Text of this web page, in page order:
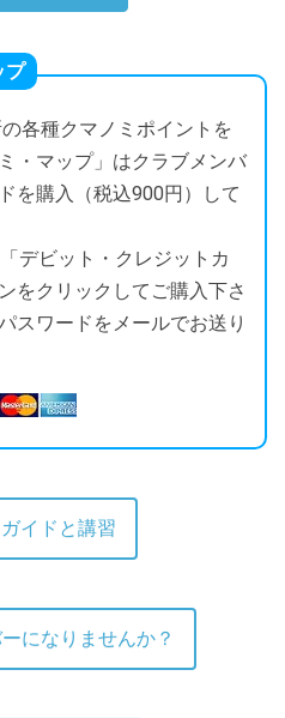
プ
各種クマノミポイントを
・マップ」はクラブメンバ
を購入（税込900円）して
デビット・クレジットカ
をクリックしてご購入下さ
スワードをメールでお送り
イドと講習
になりませんか？